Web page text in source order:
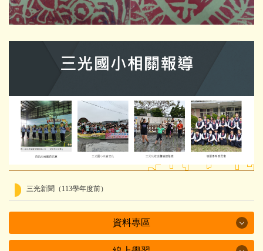
三光新聞（113學年度前）
資料專區